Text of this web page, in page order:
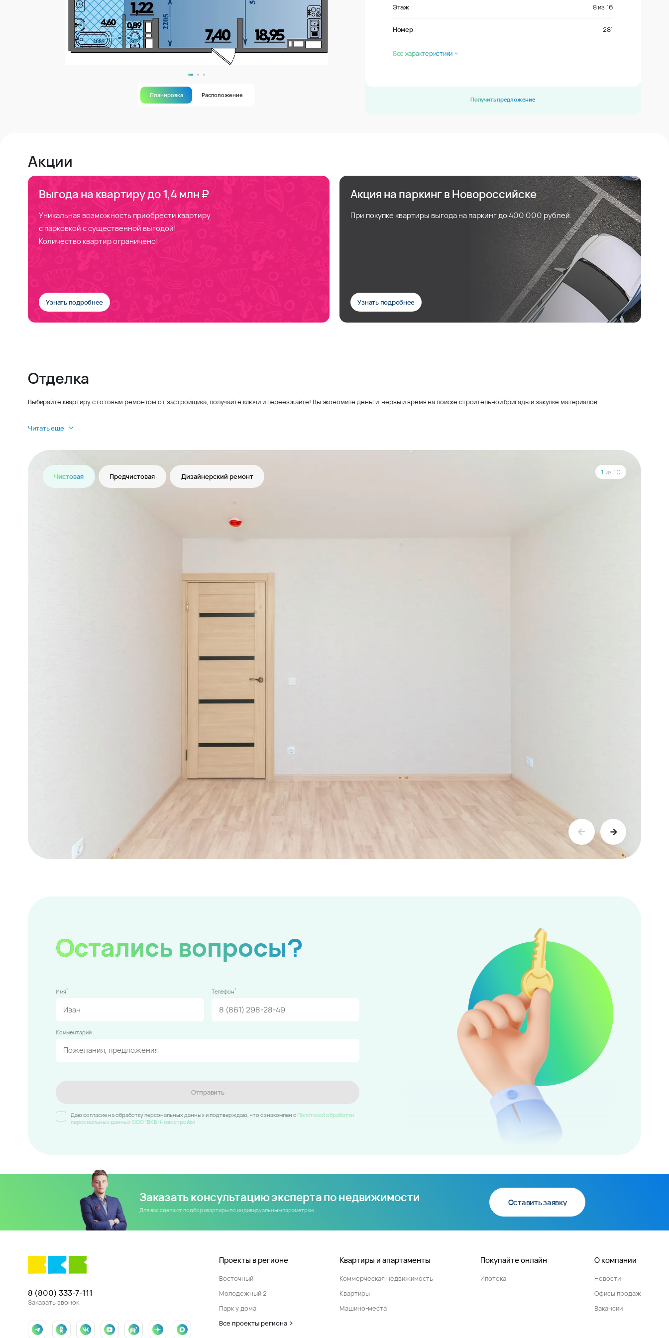
Планировка Расположение
Этаж 8из 16
Номер 281
Все характеристики
Получить предложение
Акции
Выгода на квартиру до 1,4 млн ₽
Уникальная возможность приобрести квартиру
с парковкой с существенной выгодой!
Количество квартир ограничено!
Узнать подробнее
Акция на паркинг в Новороссийске
При покупке квартиры выгода на паркинг до 400 000 рублей.
Узнать подробнее
Отделка
Выбирайте квартиру с готовым ремонтом от застройщика, получайте ключи и переезжайте! Вы экономите деньги, нервы и время на поиске строительной бригады и закупке материалов.
Читать еще
Чистовая Предчистовая Дизайнерский ремонт
1 из 10
Остались вопросы?
Имя* Телефон*
Комментарий
Отправить
Даю согласие на обработку персональных данных и подтверждаю, что ознакомлен c Политикой обработки
персональных данных ООО "ВКБ-Новостройки
Заказать консультацию эксперта по недвижимости
Для вас сделают подбор квартиры по индивидуальным параметрам
Оставить заявку
8 (800) 333-7-111
Заказать звонок
Проекты в регионе
Восточный
Молодежный 2
Парк у дома
Все проекты региона
Квартиры и апартаменты
Коммерческая недвижимость
Квартиры
Машино-места
Покупайте онлайн
Ипотека
О компании
Новости
Офисы продаж
Вакансии